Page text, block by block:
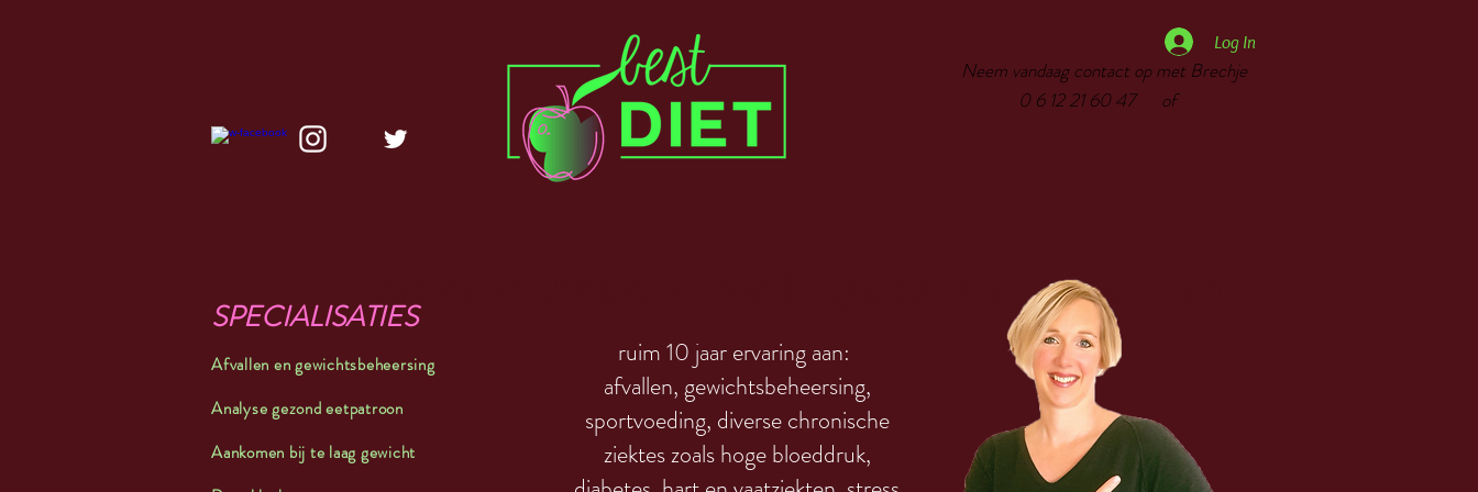
Neem vandaag contact op met Brechje
0 6 12 21 60 47 of
Log In
Hart en vaatziekten voedingsadvies in Leiderdorp
ruim 10 jaar ervaring aan:
afvallen, gewichtsbeheersing,
sportvoeding, diverse chronische
ziektes zoals hoge bloeddruk,
SPECIALISATIES
Afvallen en gewichtsbeheersing
Analyse gezond eetpatroon
Aankomen bij te laag gewicht